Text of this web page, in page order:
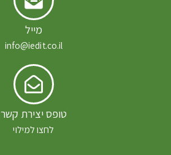
מייל
info@iedit.co.il
טופס יצירת קשר
לחצו למילוי